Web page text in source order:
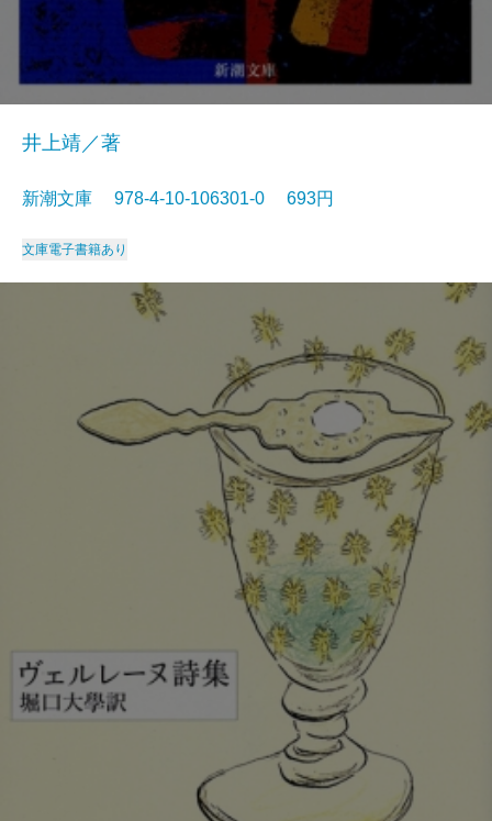
井上靖／著
新潮文庫 978-4-10-106301-0 693円
文庫電子書籍あり